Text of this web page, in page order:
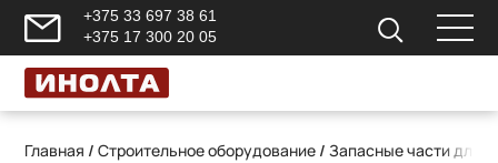
+375 33 697 38 61
+375 17 300 20 05
Главная /Строительное оборудование /Запасные части для